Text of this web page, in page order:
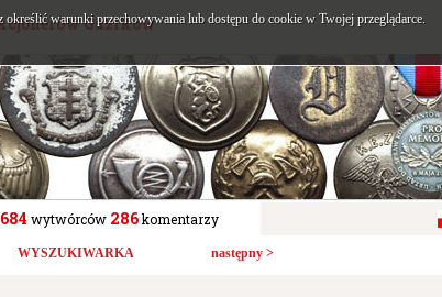
Guzików
684 wytwórców 286komentarzy
WYSZUKIWARKA następny >
określić warunki przechowywania lub dostępu do cookie w Twojej przeglądarce.